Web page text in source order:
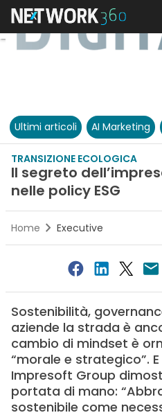
Ultimi articoli AI Marketing
TRANSIZIONE ECOLOGICA
Il segreto
nelle policy ESG
Home Executive
Sostenibilità,
aziende la strada è
cambio di mindset è
“morale e strategico”. E
Impresoft Group
portata di mano:
sostenibile come